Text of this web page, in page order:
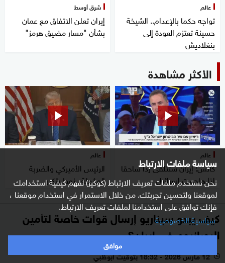
سياسة ملفات الارتباط
نحن نستخدم ملفات تعريف الارتباط (كوكيز) لفهم كيفية استخدامك
لموقعنا ولتحسين تجربتك. من خلال الاستمرار في استخدام موقعنا ،
فإنك توافق على استخدامنا لملفات تعريف الارتباط.
سياسية الخصوصية
موافق
عالم
تواجه حكما بالإعدام.. الشيخة
حسينة تعتزم العودة إلى
بنغلاديش
شرق أوسط
إيران تعلن الاتفاق مع عمان
بشأن "مسار مضيق هرمز"
الأكثر مشاهدة
عالم
كاتس: إيران ستتلقى ردا ساحقا
إذا هاجمت إسرائيل
عالم
الرئيس الأميركي والضربة
المؤجلة.. نمط يتكرر
كيف يبدو سيناريو إرسال قوات خاصة لتأمين
اليورانيوم في إيران؟
l 12 مارس 2026 - 18:32 بتوقيت أبوظبي